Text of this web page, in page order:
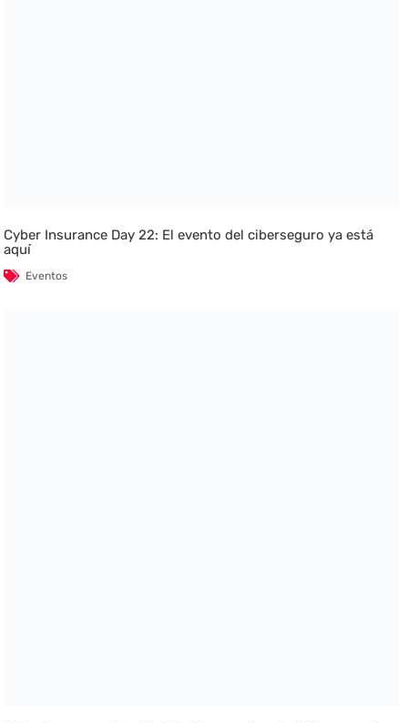
Cyber Insurance Day 22: El evento del ciberseguro ya está
aquí
Eventos